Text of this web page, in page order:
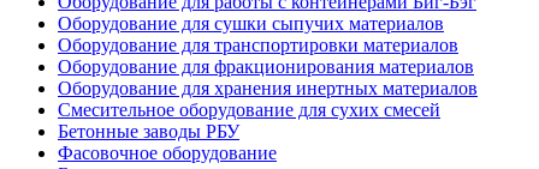
Оборудование для сушки сыпучих материалов
Оборудование для транспортировки материалов
Оборудование для фракционирования материалов
Оборудование для хранения инертных материалов
Смесительное оборудование для сухих смесей
Бетонные заводы РБУ
Фасовочное оборудование